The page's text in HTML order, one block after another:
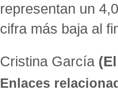
representan un
cifra más baja al
Cristina García
Enlaces